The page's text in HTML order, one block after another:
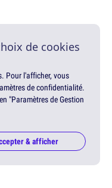
de cookies
Pour l'afficher, vous
de confidentialité.
"Paramètres de Gestion
& afficher